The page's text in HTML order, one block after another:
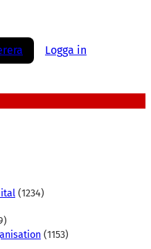
Logga in
(1234)
(1153)